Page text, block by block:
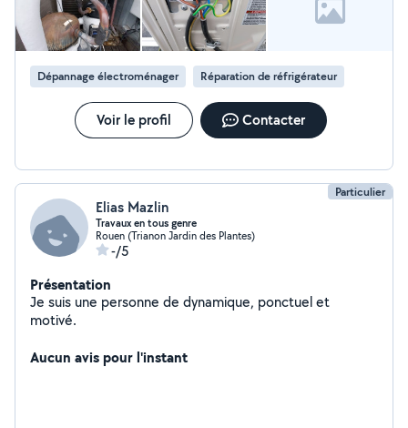
Dépannage électroménager Réparation de réfrigérateur
Voir le profil Contacter
Particulier
Elias Mazlin
Travaux en tous genre
Rouen (Trianon Jardin des Plantes)
-/5
Présentation
Je suis une personne de dynamique, ponctuel et
motivé.
Aucun avis pour l'instant